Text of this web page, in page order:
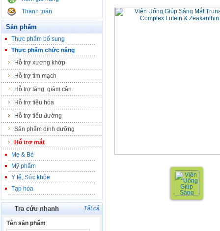
Thanh toán
Sản phẩm
Thực phẩm bổ sung
Thực phẩm chức năng
Hỗ trợ xương khớp
Hỗ trợ tim mạch
Hỗ trợ tăng, giảm cân
Hỗ trợ tiêu hóa
Hỗ trợ tiểu đường
Sản phẩm dinh dưỡng
Hỗ trợ mắt
Mẹ & Bé
Mỹ phẩm
Y tế, Sức khỏe
Tạp hóa
Tra cứu nhanh Tất cả
Tên sản phẩm